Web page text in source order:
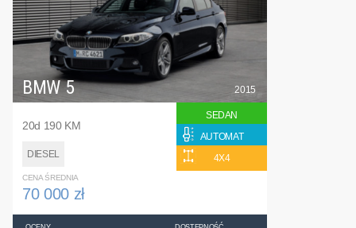
BMW 5
20d 190 KM
DIESEL
2015
SEDAN
AUTOMAT
4X4
CENA ŚREDNIA
70 000 zł